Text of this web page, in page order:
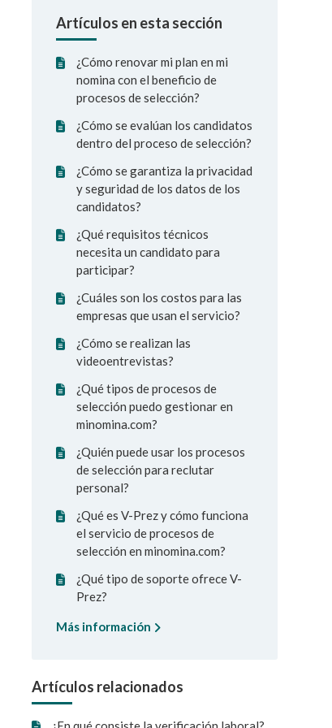
Artículos en esta sección
¿Cómo renovar mi plan en mi
nomina con el beneficio de
procesos de selección?
¿Cómo se evalúan los candidatos
dentro del proceso de selección?
¿Cómo se garantiza la privacidad
y seguridad de los datos de los
candidatos?
¿Qué requisitos técnicos
necesita un candidato para
participar?
¿Cuáles son los costos para las
empresas que usan el servicio?
¿Cómo se realizan las
videoentrevistas?
¿Qué tipos de procesos de
selección puedo gestionar en
minomina.com?
¿Quién puede usar los procesos
de selección para reclutar
personal?
¿Qué es V-Prez y cómo funciona
el servicio de procesos de
selección en minomina.com?
¿Qué tipo de soporte ofrece V-
Prez?
Más información
Artículos relacionados